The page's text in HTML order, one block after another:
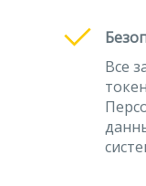
Все